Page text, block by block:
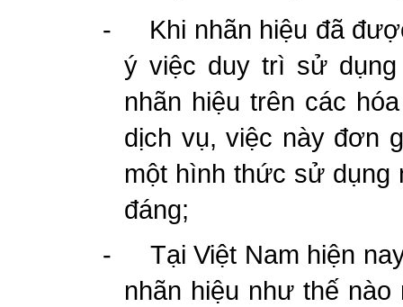
-
Khi nhãn hiệu đã
ý việc duy trì sử
nhãn hiệu trên các
dịch vụ, việc này đơn
một hình thức sử dụng
đáng;
-
Tại Việt Nam hiện
nhãn hiệu như thế